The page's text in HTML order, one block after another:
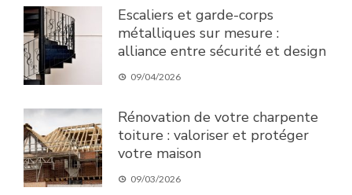
Escaliers et garde-corps
métalliques sur mesure :
alliance entre sécurité et design
09/04/2026
Rénovation de votre charpente
toiture : valoriser et protéger
votre maison
09/03/2026